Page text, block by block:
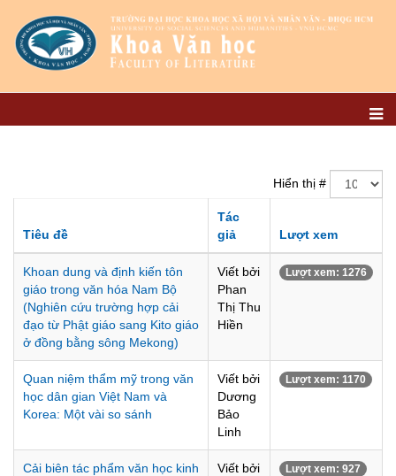
Hiển thị #
Tiêu đề
Tác
giả
Lượt xem
Khoan dung và định kiến tôn
giáo trong văn hóa Nam Bộ
(Nghiên cứu trường hợp cải
đạo từ Phật giáo sang Kito giáo
ở đồng bằng sông Mekong)
Viết bởi
Phan
Thị Thu
Hiền
Lượt xem: 1276
Quan niệm thẩm mỹ trong văn
học dân gian Việt Nam và
Korea: Một vài so sánh
Viết bởi
Dương
Bảo
Linh
Lượt xem: 1170
Cải biên tác phẩm văn học kinh
Viết bởi
Lượt xem: 927